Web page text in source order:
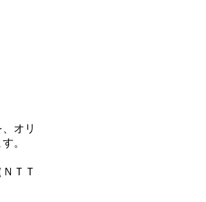
オリ
。
ＴＴ